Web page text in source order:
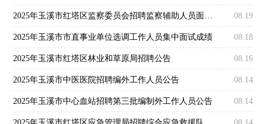
2025年玉溪市红塔区监察委员会招聘监察辅助人员面试成绩公布及体检通知 08.19
2025年玉溪市市直事业单位选调工作人员集中面试成绩 08.18
2025年玉溪市红塔区林业和草原局招聘公告 08.16
2025年玉溪市中医医院招聘编外工作人员公告 08.14
2025年玉溪市中心血站招聘第三批编制外工作人员公告 08.14